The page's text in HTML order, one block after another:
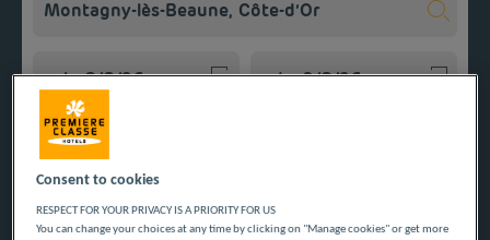
Navigate forward to interact with the calendar and select
Consent to cookies
RESPECT FOR YOUR PRIVACY IS A PRIORITY FOR US
You can change your choices at any time by clicking on "Manage cookies" or get more